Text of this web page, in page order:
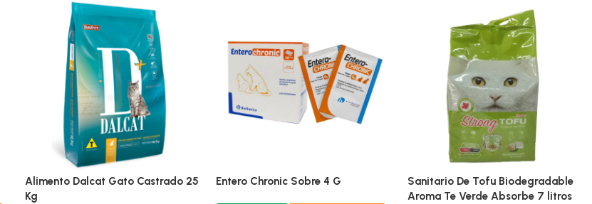
Adipred Prednisolna 20 Mg Blister
X 10 Comprimidos
🔥ÚLTIMAS 2
🔥ÚLTIMAS 5
Pro Omega Cachorro Raza Grande
15 Kg